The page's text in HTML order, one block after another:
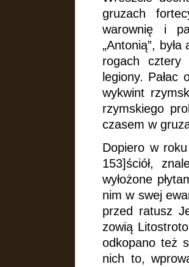
gruzach
warownię i
„Antonią”,
rogach cztery
legiony. Pałac
wykwint
rzymskiego
czasem w
Dopiero w
153]ściół,
wyłożone
nim w swej
przed ratusz
zowią
odkopano też
nich to,